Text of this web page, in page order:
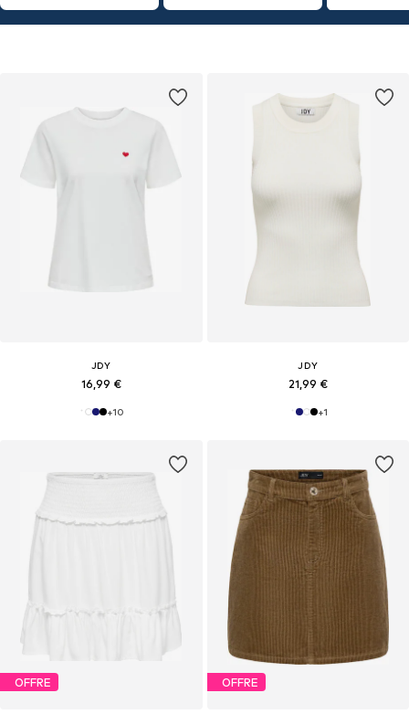
JDY
16,99 €
+10
JDY
21,99 €
+1
OFFRE OFFRE